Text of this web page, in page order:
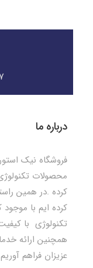
درباره ما
محصولات
کرده .در همین
تکنولوژی با
همچنین ارائه
عزیزان فراهم